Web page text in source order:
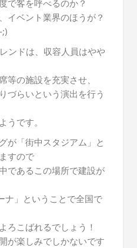
で客を呼べるのか？
イベント業界のほうが？
ンドは、収容人員はやや
等の施設を充実させ、
づらいという演出を行う
うです。
が「街中スタジアム」と
すので
であるこの場所で建設が
ナ」ということで全国で
ろこばれるでしょう！
が楽しみでしかないです